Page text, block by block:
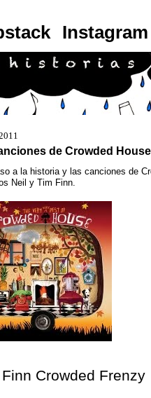
Instagram
de Crowded House
a la historia y las canciones de
Neil y Tim Finn.
Crowded Frenzy